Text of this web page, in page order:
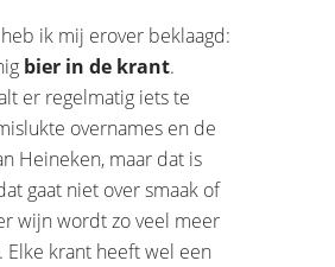
ik mij erover beklaagd:
bier in de krant.
er regelmatig iets te
overnames en de
Heineken, maar dat is
gaat niet over smaak of
wijn wordt zo veel meer
Elke krant heeft wel een